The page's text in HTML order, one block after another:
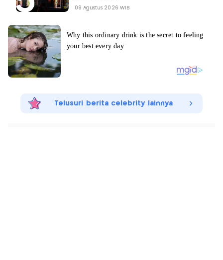
09 Agustus 2026 WIB
Telusuri berita celebrity lainnya